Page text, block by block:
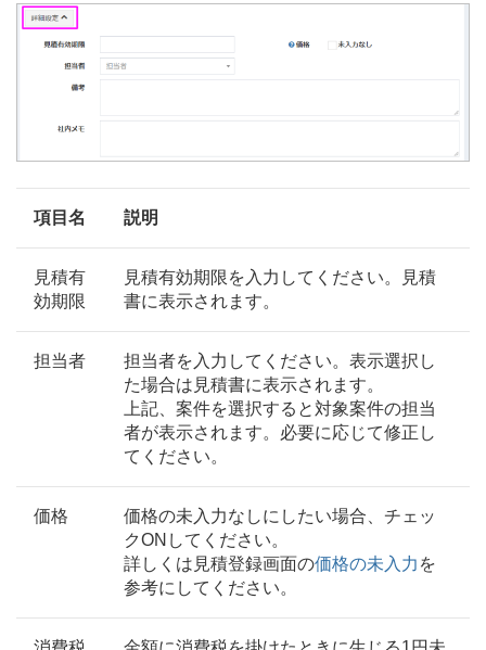
項目名 説明
見積有
効期限
見積有効期限を入力してください。見積
書に表示されます。
担当者
担当者を入力してください。表示選択し
た場合は見積書に表示されます。
上記、案件を選択すると対象案件の担当
者が表示されます。必要に応じて修正し
てください。
価格
価格の未入力なしにしたい場合、チェッ
クONしてください。
詳しくは見積登録画面の価格の未入力 を
参考にしてください。